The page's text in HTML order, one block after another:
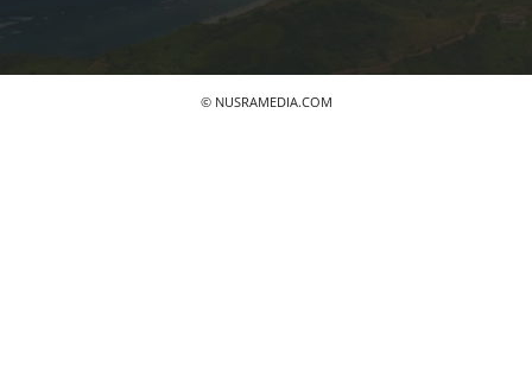
© NUSRAMEDIA.COM